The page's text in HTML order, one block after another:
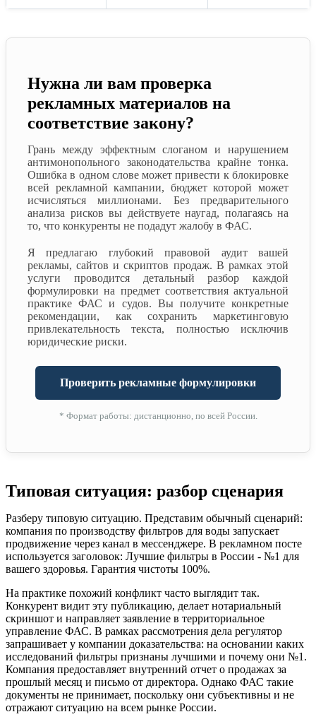
Нужна ли вам проверка
рекламных материалов на
соответствие закону?
Грань между эффектным слоганом и нарушением
антимонопольного законодательства крайне тонка.
Ошибка в одном слове может привести к блокировке
всей рекламной кампании, бюджет которой может
исчисляться миллионами. Без предварительного
анализа рисков вы действуете наугад, полагаясь на
то, что конкуренты не подадут жалобу в ФАС.
Я предлагаю глубокий правовой аудит вашей
рекламы, сайтов и скриптов продаж. В рамках этой
услуги проводится детальный разбор каждой
формулировки на предмет соответствия актуальной
практике ФАС и судов. Вы получите конкретные
рекомендации, как сохранить маркетинговую
привлекательность текста, полностью исключив
юридические риски.
Проверить рекламные формулировки
* Формат работы: дистанционно, по всей России.
Типовая ситуация: разбор сценария
Разберу типовую ситуацию. Представим обычный сценарий:
компания по производству фильтров для воды запускает
продвижение через канал в мессенджере. В рекламном посте
используется заголовок: Лучшие фильтры в России - №1 для
вашего здоровья. Гарантия чистоты 100%.
На практике похожий конфликт часто выглядит так.
Конкурент видит эту публикацию, делает нотариальный
скриншот и направляет заявление в территориальное
управление ФАС. В рамках рассмотрения дела регулятор
запрашивает у компании доказательства: на основании каких
исследований фильтры признаны лучшими и почему они №1.
Компания предоставляет внутренний отчет о продажах за
прошлый месяц и письмо от директора. Однако ФАС такие
документы не принимает, поскольку они субъективны и не
отражают ситуацию на всем рынке России.